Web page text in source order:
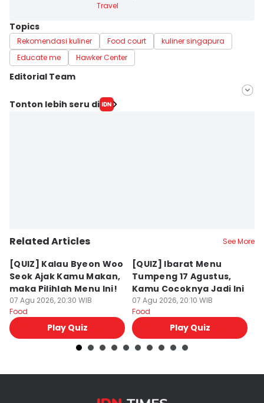
Travel
Topics
Rekomendasi kuliner Food court
kuliner singapura
Educate me
Hawker Center
Editorial Team
Editor
Tonton lebih seru di
Related Articles See More
[QUIZ] Kalau Byeon Woo
Seok Ajak Kamu Makan,
maka Pilihlah Menu Ini!
07 Agu 2026, 20:30 WIB
Food
Play Quiz
[QUIZ] Ibarat Menu
Tumpeng 17 Agustus,
Kamu Cocoknya Jadi Ini
07 Agu 2026, 20:10 WIB
Food
Play Quiz